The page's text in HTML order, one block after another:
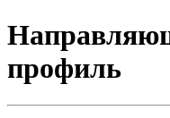
профиль